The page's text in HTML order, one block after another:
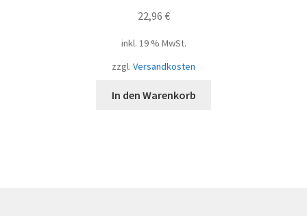
22,96 €
inkl. 19 % MwSt.
zzgl. Versandkosten
In den Warenkorb